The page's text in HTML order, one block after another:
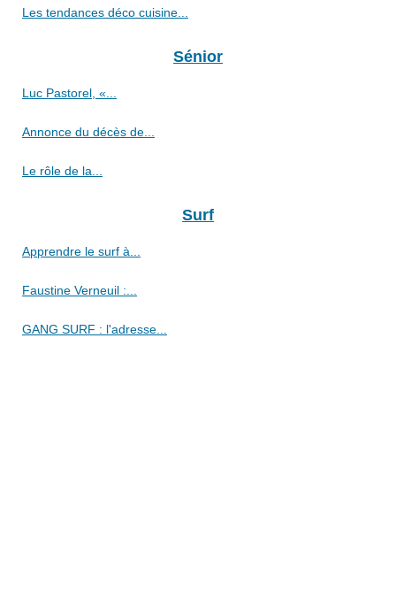
Les tendances déco cuisine...
Sénior
Luc Pastorel, «...
Annonce du décès de...
Le rôle de la...
Surf
Apprendre le surf à...
Faustine Verneuil :...
GANG SURF : l'adresse...